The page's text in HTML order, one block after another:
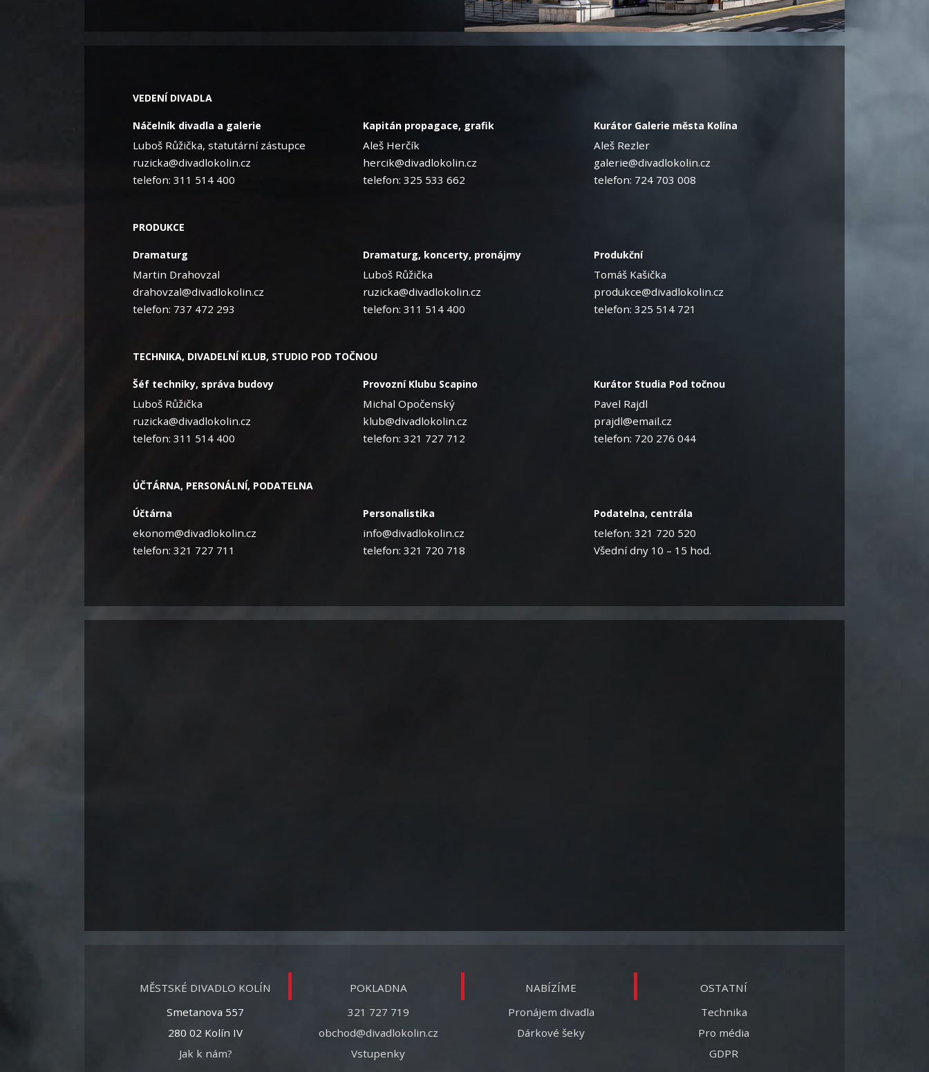
VEDENÍ DIVADLA
Náčelník divadla a galerie
Luboš Růžička, statutární zástupce
ruzicka@divadlokolin.cz
telefon: 311 514 400
Kapitán propagace, grafik
Aleš Herčík
hercik@divadlokolin.cz
telefon: 325 533 662
Kurátor Galerie města Kolína
Aleš Rezler
galerie@divadlokolin.cz
telefon: 724 703 008
PRODUKCE
Dramaturg
Martin Drahovzal
drahovzal@divadlokolin.cz
telefon: 737 472 293
Dramaturg, koncerty, pronájmy
Luboš Růžička
ruzicka@divadlokolin.cz
telefon: 311 514 400
Produkční
Tomáš Kašička
produkce@divadlokolin.cz
telefon: 325 514 721
TECHNIKA, DIVADELNÍ KLUB, STUDIO POD TOČNOU
Šéf techniky, správa budovy
Luboš Růžička
ruzicka@divadlokolin.cz
telefon: 311 514 400
Provozní Klubu Scapino
Michal Opočenský
klub@divadlokolin.cz
telefon: 321 727 712
Kurátor Studia Pod točnou
Pavel Rajdl
prajdl@email.cz
telefon: 720 276 044
ÚČTÁRNA, PERSONÁLNÍ, PODATELNA
Účtárna
ekonom@divadlokolin.cz
telefon: 321 727 711
Personalistika
info@divadlokolin.cz
telefon: 321 720 718
Podatelna, centrála
telefon: 321 720 520
Všední dny 10 – 15 hod.
MĚSTSKÉ DIVADLO KOLÍN
Smetanova 557
280 02 Kolín IV
Jak k nám?
POKLADNA
321 727 719
obchod@divadlokolin.cz
Vstupenky
NABÍZÍME
Pronájem divadla
Dárkové šeky
OSTATNÍ
Technika
Pro média
GDPR